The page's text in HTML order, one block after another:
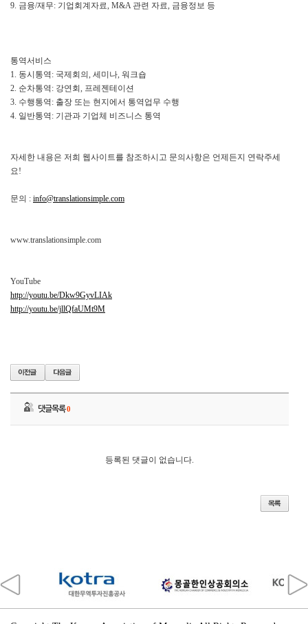
9. 금융/재무: 기업회계자료, M&A 관련 자료, 금융정보 등
통역서비스
1. 동시통역: 국제회의, 세미나, 워크숍
2. 순차통역: 강연회, 프레젠테이션
3. 수행통역: 출장 또는 현지에서 통역업무 수행
4. 일반통역: 기관과 기업체 비즈니스 통역
자세한 내용은 저희 웹사이트를 참조하시고 문의사항은 언제든지 연락주세
요!
문의 : info@translationsimple.com
www.translationsimple.com
YouTube
http://youtu.be/Dkw9GyvLIAk
http://youtu.be/jllQfaUMt9M
댓글목록0
등록된 댓글이 없습니다.